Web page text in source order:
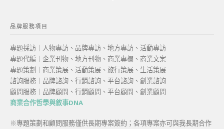
品牌服務項目
專題採訪｜人物專訪、品牌專訪、地方專訪、活動專訪
專題代編｜企業刊物、地方刊物、商業專欄、商業文案
專題策劃｜商業策展、活動策展、旅行策展、生活策展
諮詢服務｜品牌諮詢、行銷諮詢、平台諮詢、創業諮詢
顧問服務｜品牌顧問、行銷顧問、平台顧問、創業顧問
商業合作哲學與敘事DNA
※專題策劃和顧問服務僅供長期專案簽約；各項專案亦可與我長期合作